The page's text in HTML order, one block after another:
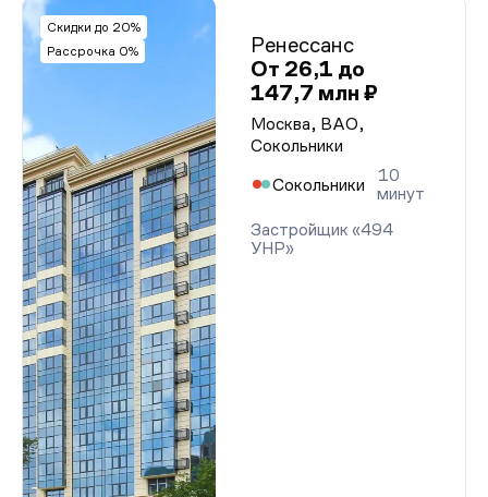
Скидки до 20%
Рассрочка 0%
Ренессанс
От 26,1 до
147,7 млн ₽
Москва, ВАО,
Сокольники
Сокольники
10
минут
Застройщик «494
УНР»